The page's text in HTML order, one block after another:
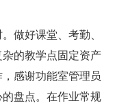
做好课堂、考勤、
的教学点固定资产
感谢功能室管理员
盘点。在作业常规